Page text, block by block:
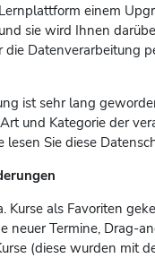
einem
und sie wird Ihnen
Datenverarbeitung
ist sehr lang
und Kategorie der
lesen Sie diese
Kurse als Favoriten
neuer Termine, Drag-
(diese wurden mit